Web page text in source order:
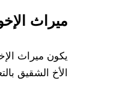
ميراث
يكون ميراث
الأخ الشقيق